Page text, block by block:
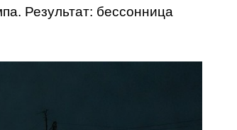
Результат: бессонница